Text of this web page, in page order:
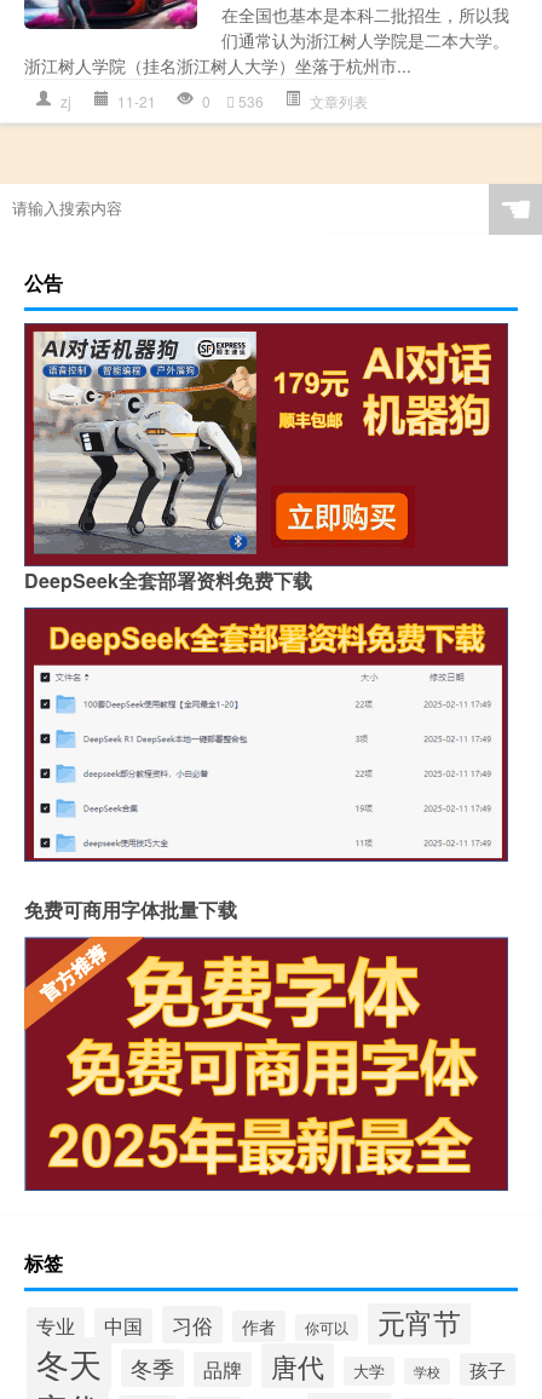
在全国也基本是本科二批招生，所以我
们通常认为浙江树人学院是二本大学。
浙江树人学院（挂名浙江树人大学）坐落于杭州市...
zj 11-21 0 536 文章列表
☚
公告
DeepSeek全套部署资料免费下载
免费可商用字体批量下载
标签
专业 中国 习俗 作者 你可以 元宵节
冬天 冬季 品牌 唐代 大学 学校 孩子